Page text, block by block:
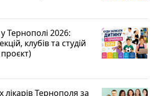
Тернополі 2026:
клубів та студій
лікарів Тернополя за